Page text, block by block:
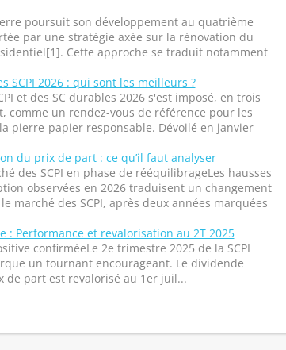
poursuit son développement au quatrième
par une stratégie axée sur la rénovation du
Cette approche se traduit notamment
SCPI 2026 : qui sont les meilleurs ?
et des SC durables 2026 s'est imposé, en trois
comme un rendez-vous de référence pour les
pierre-papier responsable. Dévoilé en janvier
du prix de part : ce qu’il faut analyser
des SCPI en phase de rééquilibrageLes hausses
observées en 2026 traduisent un changement
marché des SCPI, après deux années marquées
: Performance et revalorisation au 2T 2025
confirméeLe 2e trimestre 2025 de la SCPI
un tournant encourageant. Le dividende
de part est revalorisé au 1er juil...